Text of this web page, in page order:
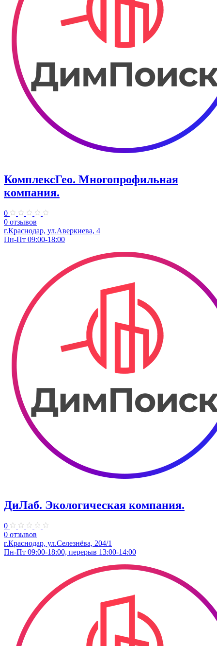
КомплексГео. Многопрофильная
компания.
0
0 отзывов
г.Краснодар, ул.Аверкиева, 4
Пн-Пт 09:00-18:00
ДиЛаб. Экологическая компания.
0
0 отзывов
г.Краснодар, ул.Селезнёва, 204/1
Пн-Пт 09:00-18:00, перерыв 13:00-14:00